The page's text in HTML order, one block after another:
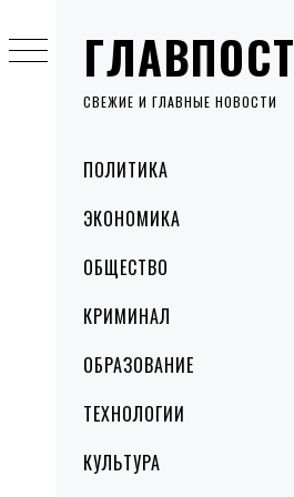
ГЛАВПОСТ
СВЕЖИЕ И ГЛАВНЫЕ НОВОСТИ
MenuПОЛИТИКА
ЭКОНОМИКА
ОБЩЕСТВО
КРИМИНАЛ
ОБРАЗОВАНИЕ
ТЕХНОЛОГИИ
КУЛЬТУРА
to
content